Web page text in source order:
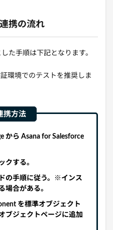
携の流れ
た手順は下記となります。
環境でのテストを推奨しま
から Asana for Salesforce
クする。
の手順に従う。※インス
場合がある。
を標準オブジェクト
ブジェクトページに追加